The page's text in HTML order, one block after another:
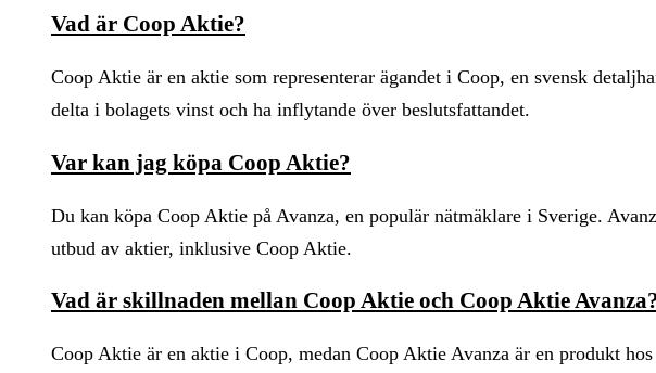
Vad är Coop Aktie?
Coop Aktie är en aktie som representerar ägandet i Coop, en svensk
delta i bolagets vinst och ha inflytande över beslutsfattandet.
Var kan jag köpa Coop Aktie?
Du kan köpa Coop Aktie på Avanza, en populär nätmäklare i Sverige.
utbud av aktier, inklusive Coop Aktie.
Vad är skillnaden mellan Coop Aktie och Coop Aktie
Coop Aktie är en aktie i Coop, medan Coop Aktie Avanza är en produkt